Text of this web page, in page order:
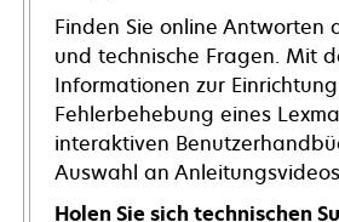
Finden Sie online Antworten
und technische Fragen. Mit
Informationen zur
Fehlerbehebung eines
interaktiven
Auswahl an
Holen Sie sich technischen